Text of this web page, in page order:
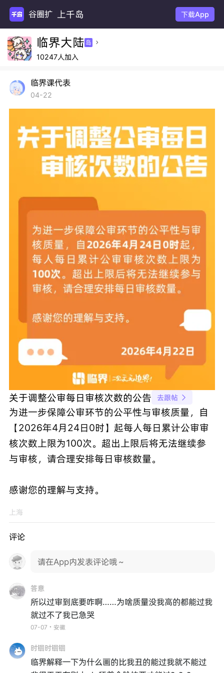
谷圈 上千岛 下载App
临界大陆 岛 
10247人加入
临界课代表
04-22
关于调整公审每日审核次数的公告 去跟帖 
为进一步保障公审环节的公平性与审核质量，自
【2026年4月24日0时】起每人每日累计公审审
核次数上限为100次。超出上限后将无法继续参
与审核，请合理安排每日审核数量。
感谢您的理解与支持。
上海
评论
请在App内发表评论哦～
答意
所以过审到底要咋啊……为啥质量没我高的都能过我
就过不了我已急哭
07-07・安徽
时锢时锢锢
临界解释一下为什么画的比我丑的能过我就不能过